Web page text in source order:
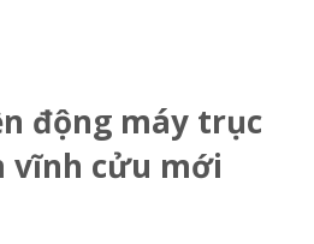
động máy trục
vĩnh cửu mới